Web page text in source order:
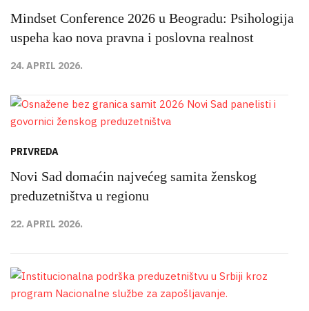
Mindset Conference 2026 u Beogradu: Psihologija
uspeha kao nova pravna i poslovna realnost
24. APRIL 2026.
PRIVREDA
Novi Sad domaćin najvećeg samita ženskog
preduzetništva u regionu
22. APRIL 2026.